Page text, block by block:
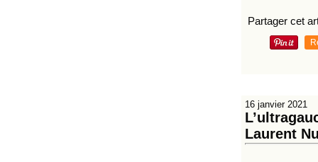
Partager cet
16 janvier 2021
Laurent